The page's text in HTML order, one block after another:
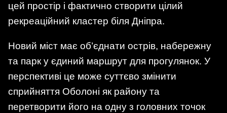
цей простір і фактично створити цілий
рекреаційний кластер біля Дніпра.
Новий міст має об’єднати острів, набережну
та парк у єдиний маршрут для прогулянок. У
перспективі це може суттєво змінити
сприйняття Оболоні як району та
перетворити його на одну з головних точок